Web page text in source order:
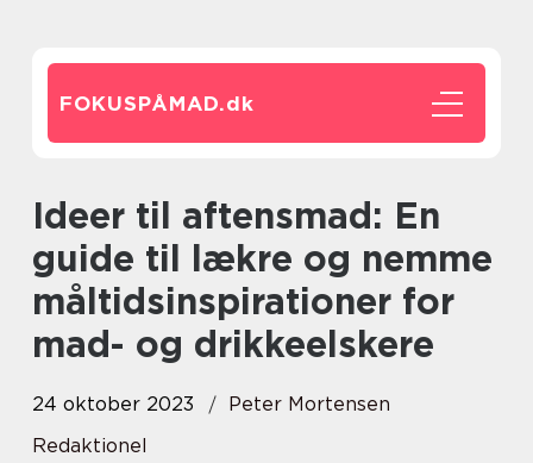
FOKUSPÅMAD.dk
Ideer til aftensmad: En
guide til lækre og nemme
måltidsinspirationer for
mad- og drikkeelskere
24 oktober 2023
Peter Mortensen
Redaktionel